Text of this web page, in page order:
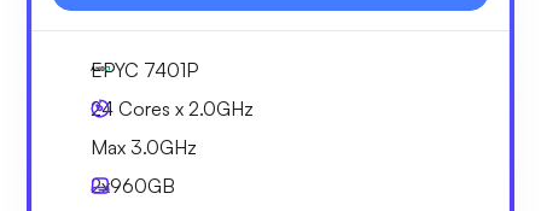
EPYC 7401P
24 Cores x 2.0GHz
Max 3.0GHz
2x960GB